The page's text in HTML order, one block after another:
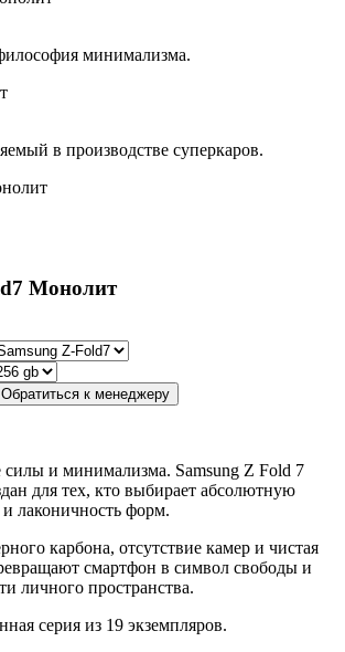
минимализма.
в производстве суперкаров.
Монолит
Обратиться к менеджеру
и минимализма. Samsung Z Fold 7
для тех, кто выбирает абсолютную
и лаконичность форм.
карбона, отсутствие камер и чистая
смартфон в символ свободы и
личного пространства.
серия из 19 экземпляров.